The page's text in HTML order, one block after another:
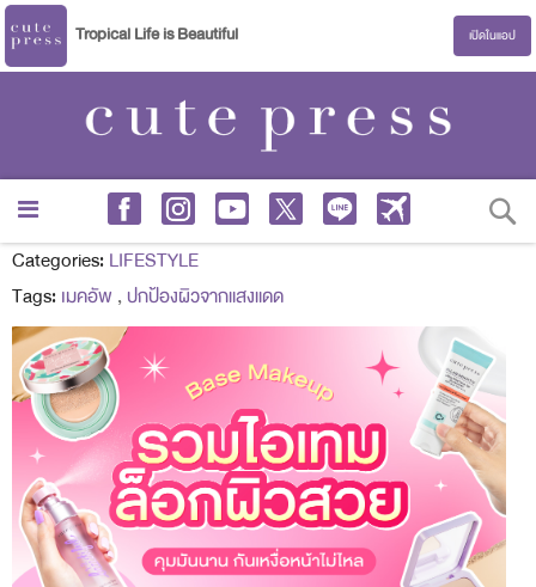
Tropical Life is Beautiful เปิดในแอป
Categories:LIFESTYLE
Tags:เมคอัพ ,ปกป้องผิวจากแสงแดด